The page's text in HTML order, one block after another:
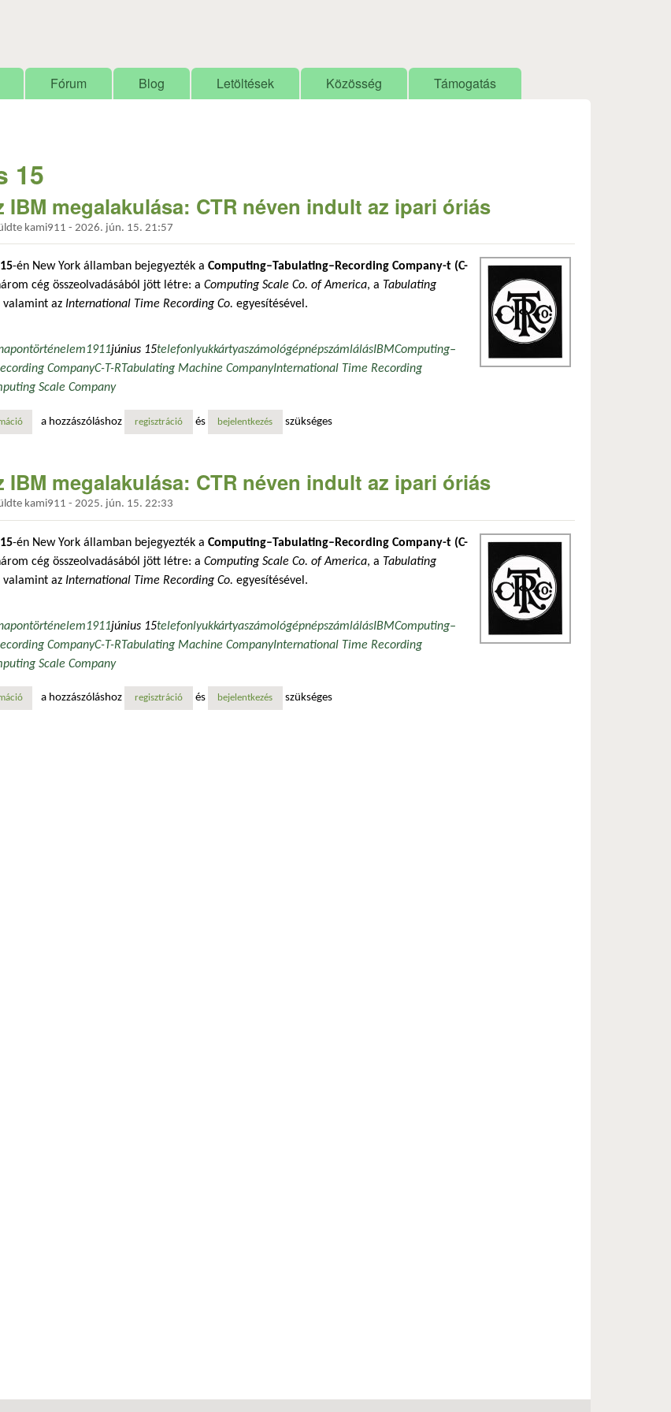
Fórum Blog Letöltések Közösség Támogatás
15
IBM megalakulása: CTR néven indult az ipari óriás
kami911 - 2026. jún. 15. 21:57
-én New York államban bejegyezték a Computing–Tabulating–Recording Company-t (C-
cég összeolvadásából jött létre: a Computing Scale Co. of America, a Tabulating
valamint az International Time Recording Co. egyesítésével.
történelem1911június 15telefonlyukkártyaszámológépnépszámlálásIBMComputing–
CompanyC-T-RTabulating Machine CompanyInternational Time Recording
Scale Company
az ibm megalakulása: ctr néven indult az ipari óriás tartalommal kapcsolatosan
a hozzászóláshoz regisztráció és bejelentkezés szükséges
IBM megalakulása: CTR néven indult az ipari óriás
kami911 - 2025. jún. 15. 22:33
-én New York államban bejegyezték a Computing–Tabulating–Recording Company-t (C-
cég összeolvadásából jött létre: a Computing Scale Co. of America, a Tabulating
valamint az International Time Recording Co. egyesítésével.
történelem1911június 15telefonlyukkártyaszámológépnépszámlálásIBMComputing–
CompanyC-T-RTabulating Machine CompanyInternational Time Recording
Scale Company
az ibm megalakulása: ctr néven indult az ipari óriás tartalommal kapcsolatosan
a hozzászóláshoz regisztráció és bejelentkezés szükséges